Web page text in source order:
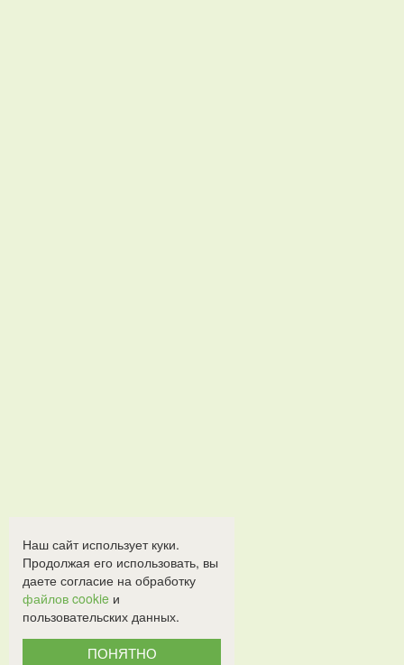
Наш сайт использует куки.
Продолжая его использовать, вы
даете согласие на обработку
файлов cookie и
пользовательских данных.
ПОНЯТНО